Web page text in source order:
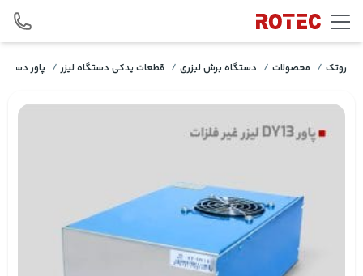
Skip to content
روتک / محصولات / دستگاه برش لیزری / قطعات یدکی دستگاه لیزر / پاور